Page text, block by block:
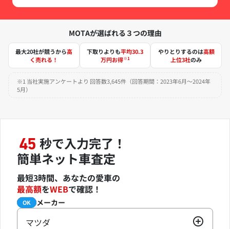
MOTAが選ばれる３つの理由
最大20社が競うから高
く売れる！
下取りよりも平均30.3
万円お得※1
やりとりするのは高額
上位3社のみ
※1 当社実施アンケートより 回答数3,645件（回答期間：2023年6月～2024年
5月）
45 秒で入力完了！
簡単ネット車査定
最短3時間、あなたの愛車の
最高額をWEBで確認！
必須 メーカー
OK
マツダ